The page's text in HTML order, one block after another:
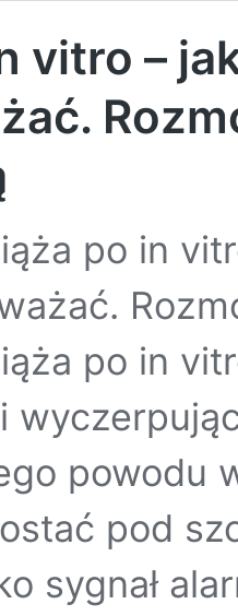
vitro –
po in
po in
powodu
pod
sygnał